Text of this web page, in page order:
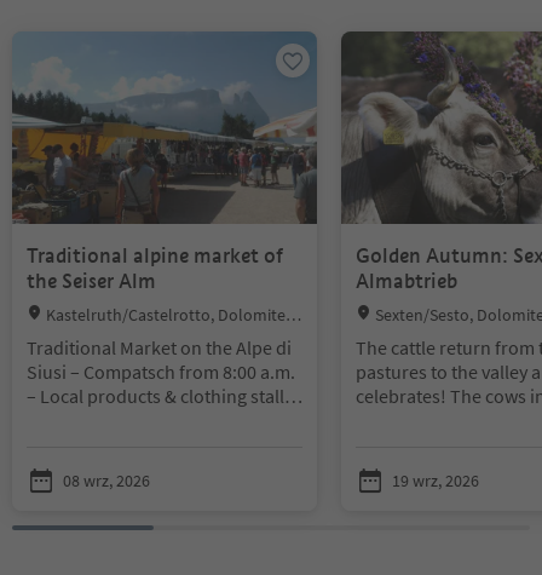
Traditional alpine market of
the Seiser Alm
Location:
Kastelruth/Castelrotto, Dolomites
Traditional Market on the Alpe di
Siusi – Compatsch from 8:00 a.m.
– Local products & clothing stalls.
08 wrz, 2026
Golden Autumn:
Almabtrieb
Location:
Sexten/Sesto,
The cattle return from
pastures to the valley
celebrates! The cows
pastures: the leading
cows that follow her
19 wrz, 2026